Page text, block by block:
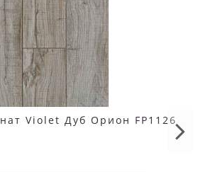
Violet Дуб Орион FP1126